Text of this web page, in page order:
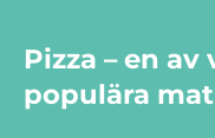
Pizza – en
populära